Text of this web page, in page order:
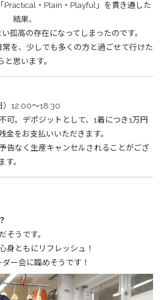
Practical・Plain・Playful」を貫き通した
結果、
孤高の存在になってしまったのです。
を、少しでも多くの方と過ごせて行けた
と思います。
）12:00～18:30
可。デポジットとして、1着につき1万円
金をお支払いいただきます。
告なく生産キャンセルされることがござ
す。
そうです。
身ともにリフレッシュ！
ー会に臨めそうです！